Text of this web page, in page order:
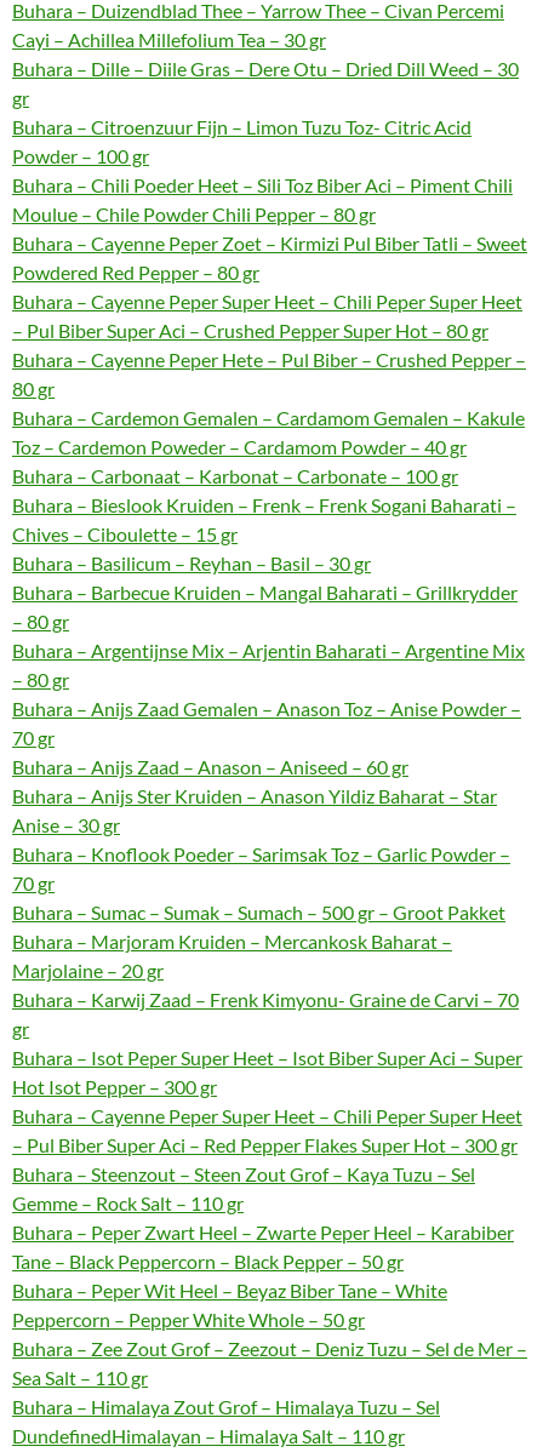
Buhara – Duizendblad Thee – Yarrow Thee – Civan Percemi
Cayi – Achillea Millefolium Tea – 30 gr
Buhara – Dille – Diile Gras – Dere Otu – Dried Dill Weed – 30
gr
Buhara – Citroenzuur Fijn – Limon Tuzu Toz- Citric Acid
Powder – 100 gr
Buhara – Chili Poeder Heet – Sili Toz Biber Aci – Piment Chili
Moulue – Chile Powder Chili Pepper – 80 gr
Buhara – Cayenne Peper Zoet – Kirmizi Pul Biber Tatli – Sweet
Powdered Red Pepper – 80 gr
Buhara – Cayenne Peper Super Heet – Chili Peper Super Heet
– Pul Biber Super Aci – Crushed Pepper Super Hot – 80 gr
Buhara – Cayenne Peper Hete – Pul Biber – Crushed Pepper –
80 gr
Buhara – Cardemon Gemalen – Cardamom Gemalen – Kakule
Toz – Cardemon Poweder – Cardamom Powder – 40 gr
Buhara – Carbonaat – Karbonat – Carbonate – 100 gr
Buhara – Bieslook Kruiden – Frenk – Frenk Sogani Baharati –
Chives – Ciboulette – 15 gr
Buhara – Basilicum – Reyhan – Basil – 30 gr
Buhara – Barbecue Kruiden – Mangal Baharati – Grillkrydder
– 80 gr
Buhara – Argentijnse Mix – Arjentin Baharati – Argentine Mix
– 80 gr
Buhara – Anijs Zaad Gemalen – Anason Toz – Anise Powder –
70 gr
Buhara – Anijs Zaad – Anason – Aniseed – 60 gr
Buhara – Anijs Ster Kruiden – Anason Yildiz Baharat – Star
Anise – 30 gr
Buhara – Knoflook Poeder – Sarimsak Toz – Garlic Powder –
70 gr
Buhara – Sumac – Sumak – Sumach – 500 gr – Groot Pakket
Buhara – Marjoram Kruiden – Mercankosk Baharat –
Marjolaine – 20 gr
Buhara – Karwij Zaad – Frenk Kimyonu- Graine de Carvi – 70
gr
Buhara – Isot Peper Super Heet – Isot Biber Super Aci – Super
Hot Isot Pepper – 300 gr
Buhara – Cayenne Peper Super Heet – Chili Peper Super Heet
– Pul Biber Super Aci – Red Pepper Flakes Super Hot – 300 gr
Buhara – Steenzout – Steen Zout Grof – Kaya Tuzu – Sel
Gemme – Rock Salt – 110 gr
Buhara – Peper Zwart Heel – Zwarte Peper Heel – Karabiber
Tane – Black Peppercorn – Black Pepper – 50 gr
Buhara – Peper Wit Heel – Beyaz Biber Tane – White
Peppercorn – Pepper White Whole – 50 gr
Buhara – Zee Zout Grof – Zeezout – Deniz Tuzu – Sel de Mer –
Sea Salt – 110 gr
Buhara – Himalaya Zout Grof – Himalaya Tuzu – Sel
DundefinedHimalayan – Himalaya Salt – 110 gr